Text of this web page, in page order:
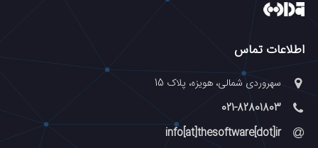
اطلاعات تماس
سهروردی شمالی، هویزه، پلاک 15
021-82801803
info[at]thesoftware[dot]ir